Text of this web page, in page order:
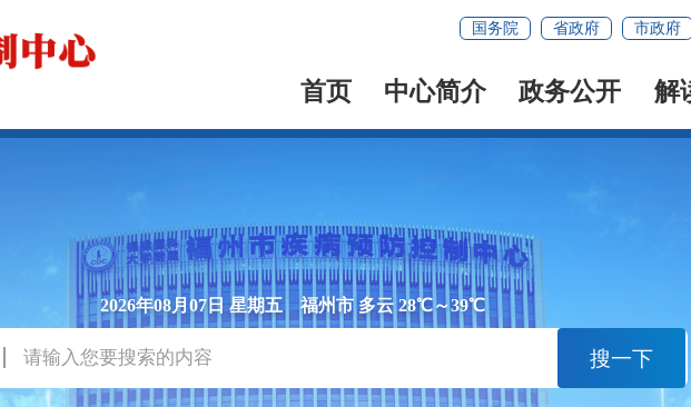
国务院 省政府 市政府
首页 中心简介 政务公开 解
2026年08月07日 星期五 福州市 多云 28℃～39℃
搜一下